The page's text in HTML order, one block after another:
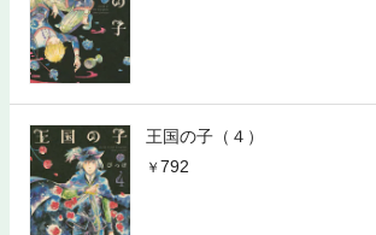
王国の子（４）
792